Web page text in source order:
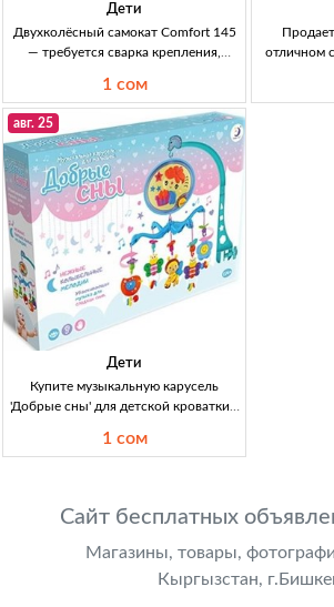
Дети
Двухколёсный самокат Comfort 145
— требуется сварка крепления,
кол), Comfort 145; требуется сварка
крепления; макс. нагрузка до 100 кг;
б/у, повреж
1 сом
отличном
авг. 25
Дети
Купите музыкальную карусель
'Добрые сны' для детской кроватки в
'Добрые сны', 1200 сом, уют для
1 сом
Сайт бесплатных
Магазины, товары,
Кыргызстан,